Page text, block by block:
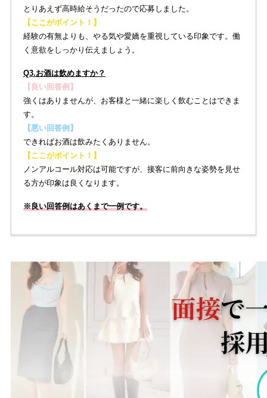
とりあえず高時給そうだったので応募しました。
【ここがポイント！】
経験の有無よりも、やる気や愛嬌を重視している印象です。働
く意欲をしっかり伝えましょう。
Q3.お酒は飲めますか？
【良い回答例】
強くはありませんが、お客様と一緒に楽しく飲むことはできま
す。
【悪い回答例】
できればお酒は飲みたくありません。
【ここがポイント！】
ノンアルコール対応は可能ですが、接客に前向きな姿勢を見せ
る方が印象は良くなります。
※良い回答例はあくまで一例です。